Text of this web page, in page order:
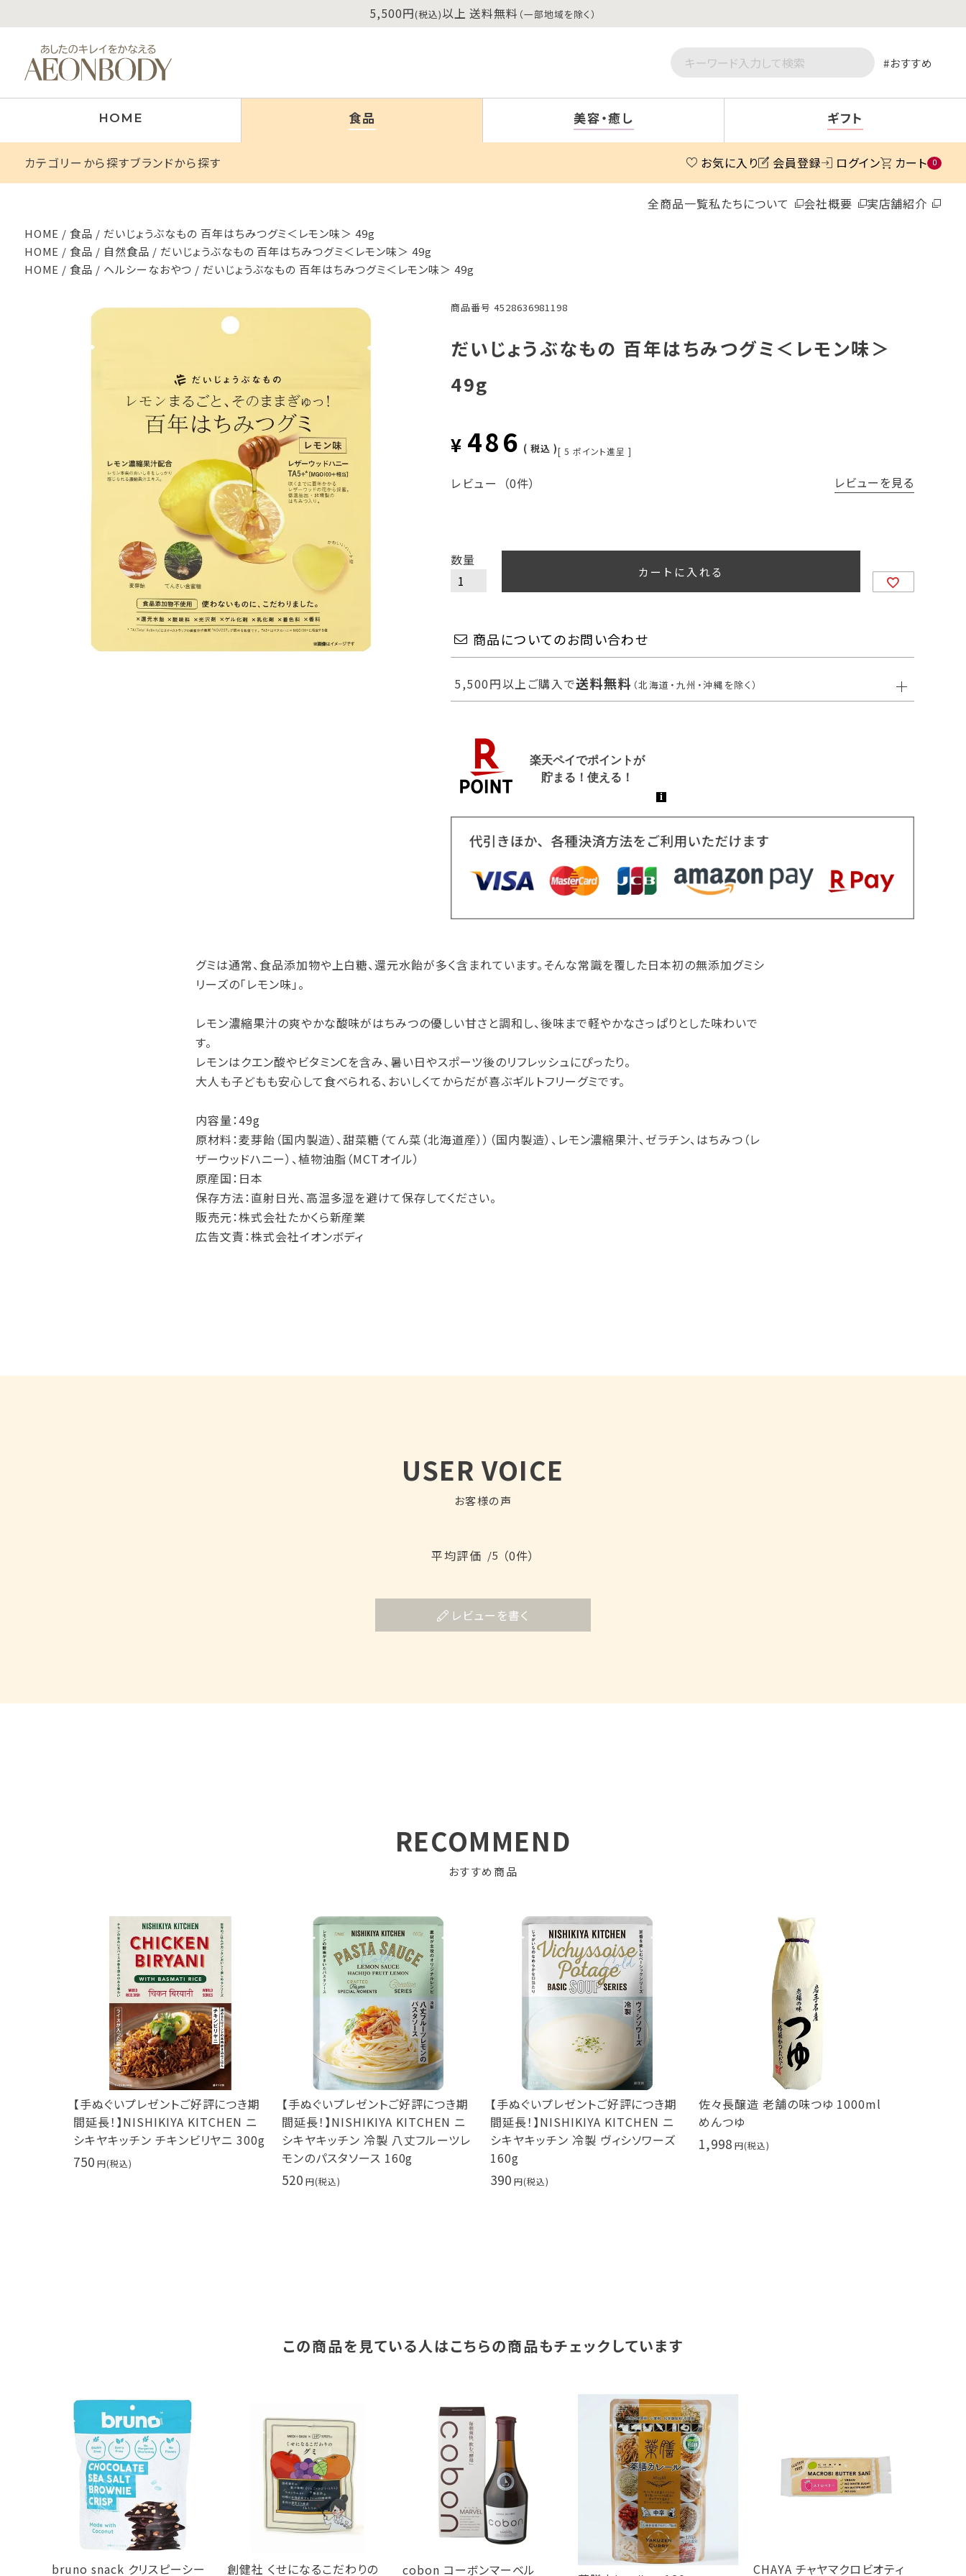
5,500円(税込)以上 送料無料 （一部地域を除く）
おすすめ
HOME 食品 美容・癒し ギフト
カテゴリーから探すブランドから探す お気に入り 会員登録 ログイン カート 0
全商品一覧私たちについて 会社概要 実店舗紹介
HOME 食品
だいじょうぶなもの 百年はちみつグミ＜レモン味＞ 49g
HOME
食品 自然食品
だいじょうぶなもの 百年はちみつグミ＜レモン味＞ 49g
HOME
食品 ヘルシーなおやつ だいじょうぶなもの 百年はちみつグミ＜レモン味＞ 49g
商品番号 4528636981198
だいじょうぶなもの 百年はちみつグミ＜レモン味＞
49g
¥ 486 税込 [ 5 ポイント進呈 ]
レビュー （0件） レビューを見る
カートに入れる
商品についてのお問い合わせ
5,500円以上ご購入で送料無料 （北海道・九州・沖縄を除く）
グミは通常、食品添加物や上白糖、還元水飴が多く含まれています。そんな常識を覆した日本初の無添加グミシ
リーズの「レモン味」。
レモン濃縮果汁の爽やかな酸味がはちみつの優しい甘さと調和し、後味まで軽やかなさっぱりとした味わいで
す。
レモンはクエン酸やビタミンCを含み、暑い日やスポーツ後のリフレッシュにぴったり。
大人も子どもも安心して食べられる、おいしくてからだが喜ぶギルトフリーグミです。
内容量：49g
原材料：麦芽飴（国内製造）、甜菜糖（てん菜（北海道産））（国内製造）、レモン濃縮果汁、ゼラチン、はちみつ（レ
ザーウッドハニー）、植物油脂（MCTオイル）
原産国：日本
保存方法：直射日光、高温多湿を避けて保存してください。
販売元：株式会社たかくら新産業
広告文責：株式会社イオンボディ
USER VOICE
お客様の声
平均評価 /5 （0件）
レビューを書く
RECOMMEND
おすすめ商品
【手ぬぐいプレゼントご好評につき期
間延長！】NISHIKIYA KITCHEN ニ
シキヤキッチン チキンビリヤニ 300g
750
【手ぬぐいプレゼントご好評につき期
間延長！】NISHIKIYA KITCHEN ニ
シキヤキッチン 冷製 八丈フルーツレ
モンのパスタソース 160g
520
【手ぬぐいプレゼントご好評につき期
間延長！】NISHIKIYA KITCHEN ニ
シキヤキッチン 冷製 ヴィシソワーズ
160g
390
佐々長醸造 老舗の味つゆ 1000ml
めんつゆ
1,998
この商品を見ている人はこちらの商品もチェックしています
bruno snack クリスピーシー 創健社 くせになるこだわりの cobon コーボンマーベル CHAYA チャヤマクロビオティ